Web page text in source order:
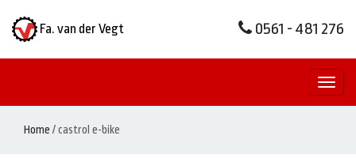
Fa. van der Vegt 0561 - 481 276
Home /castrol e-bike